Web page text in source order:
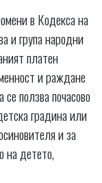
в Кодекса на
и група народни
платен
и раждане
ползва почасово
градина или
и за
на детето,